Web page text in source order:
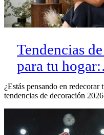
Tendencias
para tu
¿Estás pensando en redecorar
tendencias de decoración